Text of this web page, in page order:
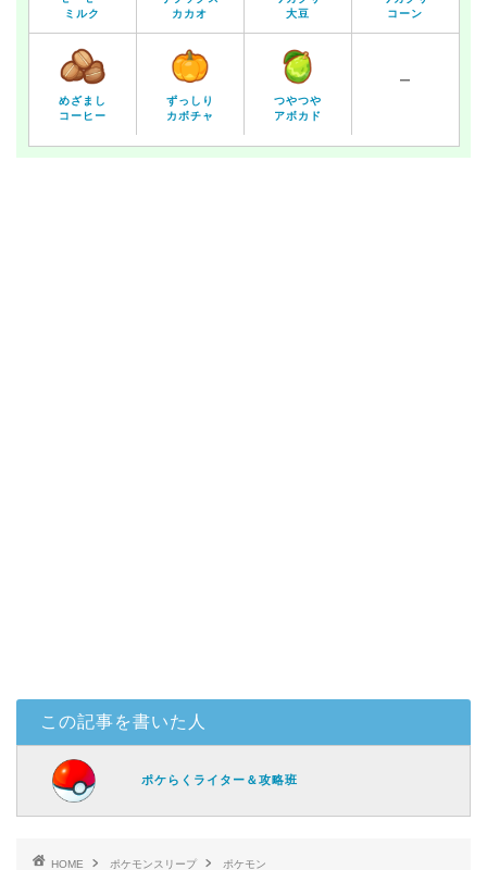
ミルク
カカオ
大豆
コーン
めざまし
コーヒー
ずっしり
カボチャ
つやつや
アボカド
ー
この記事を書いた人
ポケらくライター＆攻略班
HOME ポケモンスリープ ポケモン